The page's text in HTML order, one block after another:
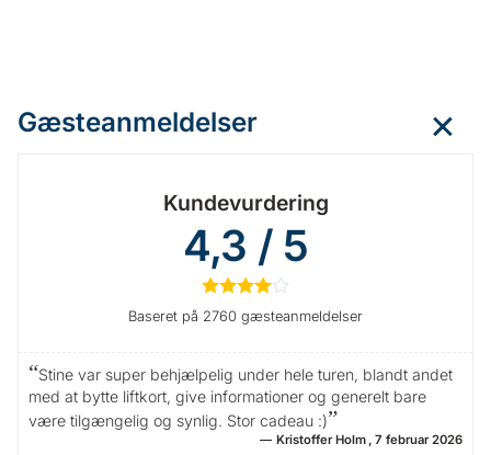
Gæsteanmeldelser
Kundevurdering
4,3 / 5
★★★★
Baseret på 2760 gæsteanmeldelser
Stine var super behjælpelig under hele turen, blandt andet
med at bytte liftkort, give informationer og generelt bare
være tilgængelig og synlig. Stor cadeau :)
Kristoffer Holm 7 februar 2026